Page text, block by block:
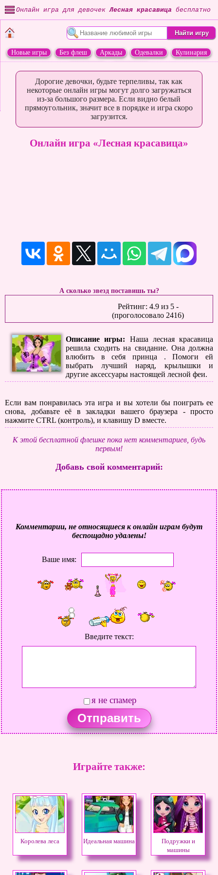
Онлайн игра для девочекЛесная красавица бесплатно
Новые игры Без флеш Аркады Одевалки
Кулинария
Дорогие девочки, будьте терпеливы, так как
некоторые онлайн игры могут долго загружаться
из-за большого размера. Если видно белый
прямоугольник, значит все в порядке и игра скоро
загрузится.
Онлайн игра «Лесная красавица»
А сколько звезд поставишь ты?
Рейтинг: 4.9из 5-
(проголосовало 2416)
Описание игры:
Наша лесная красавица
решила сходить на свидание. Она должна
влюбить в себя принца . Помоги ей
выбрать лучший наряд, крылышки и
другие аксессуары настоящей лесной феи.
Если вам понравилась эта игра и вы хотели бы поиграть ее
снова, добавьте её в закладки вашего браузера - просто
нажмите CTRL (контроль), и клавишу D вместе.
К этой бесплатной флешке пока нет комментариев, будь
первым!
Добавь свой комментарий:
Комментарии, не относящиеся к онлайн играм будут
беспощадно удалены!
Ваше имя:
Введите текст:
я не спамер
Играйте также:
Королева леса Идеальная машина
Подружки и
машины